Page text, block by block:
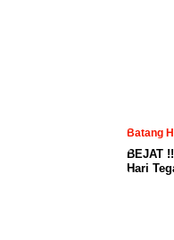
Batang
BEJAT
Hari